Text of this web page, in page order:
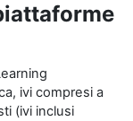
ivi compresi a
(ivi inclusi